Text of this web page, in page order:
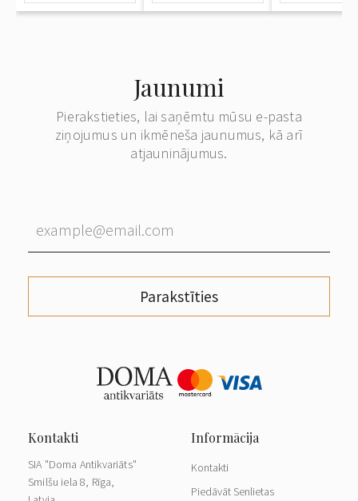
Jaunumi
Pierakstieties, lai saņēmtu mūsu e-pasta
ziņojumus un ikmēneša jaunumus, kā arī
atjauninājumus.
Parakstīties
SIA "Doma Antikvariāts"
Smilšu iela 8, Rīga,
Kontakti
Piedāvāt Senlietas